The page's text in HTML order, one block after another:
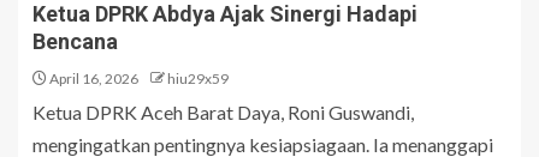
Ketua DPRK Abdya Ajak Sinergi Hadapi
Bencana
April 16, 2026 hiu29x59
Ketua DPRK Aceh Barat Daya, Roni Guswandi,
mengingatkan pentingnya kesiapsiagaan. Ia menanggapi